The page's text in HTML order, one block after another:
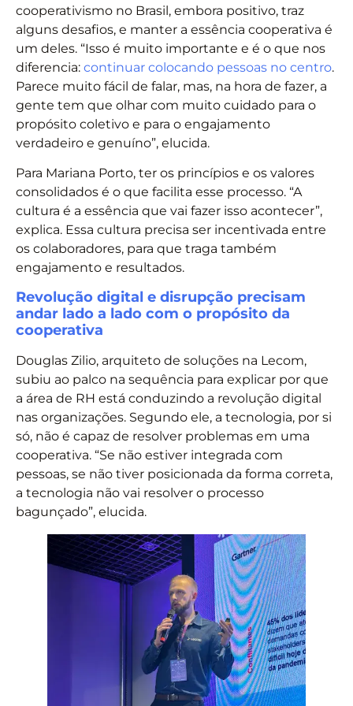
cooperativismo no Brasil, embora positivo, traz
alguns desafios, e manter a essência cooperativa é
um deles. “Isso é muito importante e é o que nos
diferencia: continuar colocando pessoas no centro.
Parece muito fácil de falar, mas, na hora de fazer, a
gente tem que olhar com muito cuidado para o
propósito coletivo e para o engajamento
verdadeiro e genuíno”, elucida.
Para Mariana Porto, ter os princípios e os valores
consolidados é o que facilita esse processo. “A
cultura é a essência que vai fazer isso acontecer”,
explica. Essa cultura precisa ser incentivada entre
os colaboradores, para que traga também
engajamento e resultados.
Revolução digital e disrupção precisam
andar lado a lado com o propósito da
cooperativa
Douglas Zilio, arquiteto de soluções na Lecom,
subiu ao palco na sequência para explicar por que
a área de RH está conduzindo a revolução digital
nas organizações. Segundo ele, a tecnologia, por si
só, não é capaz de resolver problemas em uma
cooperativa. “Se não estiver integrada com
pessoas, se não tiver posicionada da forma correta,
a tecnologia não vai resolver o processo
bagunçado”, elucida.